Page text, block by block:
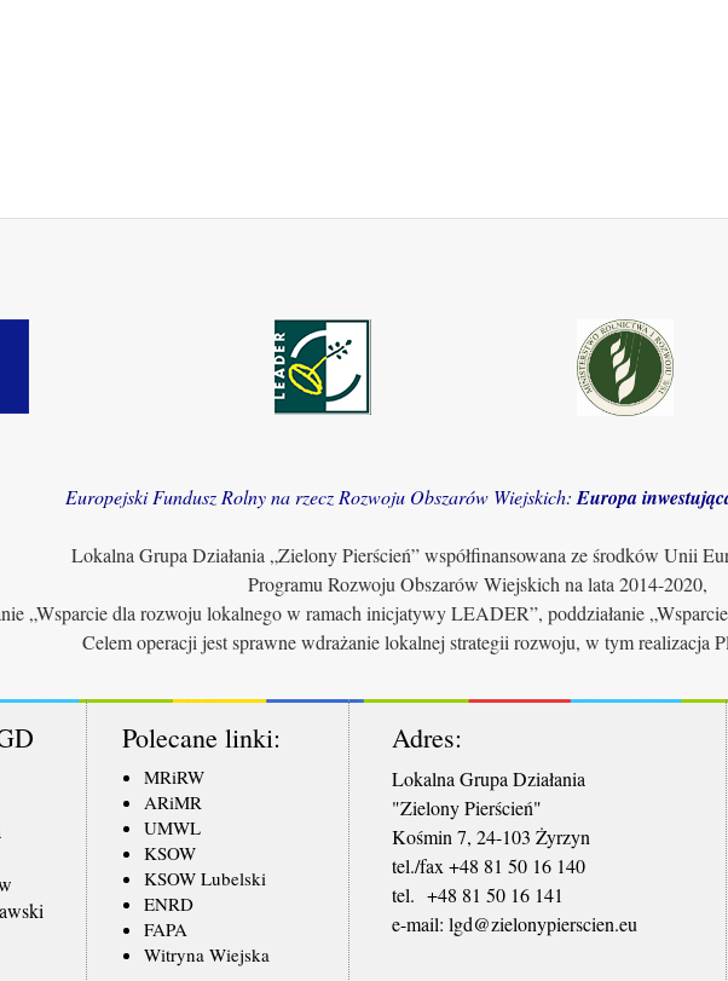
Europejski Fundusz Rolny na rzecz Rozwoju Obszarów Wiejskich: Europa
Lokalna Grupa Działania „Zielony Pierścień” współfinansowana ze środków Unii
Programu Rozwoju Obszarów Wiejskich na lata 2014-2020,
„Wsparcie dla rozwoju lokalnego w ramach inicjatywy LEADER”, poddziałanie
Celem operacji jest sprawne wdrażanie lokalnej strategii rozwoju, w tym realizacja
Polecane linki:
MRiRW
ARiMR
UMWL
KSOW
KSOW Lubelski
ENRD
FAPA
Witryna Wiejska
Adres:
Lokalna Grupa Działania
"Zielony Pierścień"
Kośmin 7, 24-103 Żyrzyn
tel./fax +48 81 50 16 140
tel. +48 81 50 16 141
​e-mail: lgd@zielonypierscien.eu